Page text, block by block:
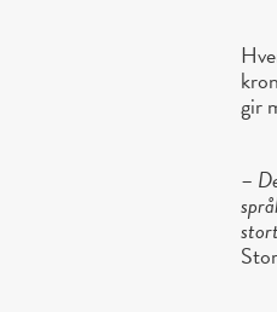
gir
–